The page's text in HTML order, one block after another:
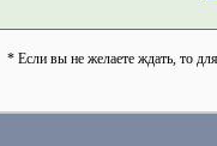
* Если вы не желаете ждать, то